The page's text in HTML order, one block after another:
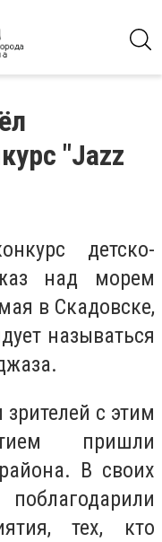
"Jazz
детско-
над морем
в Скадовске,
называться
с этим
пришли
В своих
тех, кто